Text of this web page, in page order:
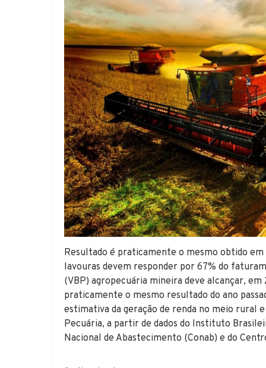
Resultado é praticamente o mesmo obtido
lavouras devem responder por 67% do
(VBP) agropecuária mineira deve alcançar, em
praticamente o mesmo resultado do ano
estimativa da geração de renda no meio
Pecuária, a partir de dados do Instituto
Nacional de Abastecimento (Conab) e do